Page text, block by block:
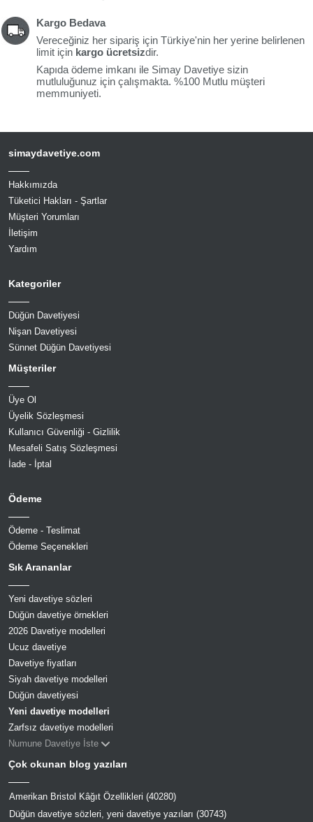
Kargo Bedava
Vereceğiniz her sipariş için Türkiye'nin her yerine belirlenen
limit için kargo ücretsizdir.
Kapıda ödeme imkanı ile Simay Davetiye sizin
mutluluğunuz için çalışmakta. %100 Mutlu müşteri
memmuniyeti.
simaydavetiye.com
Hakkımızda
Tüketici Hakları - Şartlar
Müşteri Yorumları
İletişim
Yardım
Kategoriler
Düğün Davetiyesi
Nişan Davetiyesi
Sünnet Düğün Davetiyesi
Müşteriler
Üye Ol
Üyelik Sözleşmesi
Kullanıcı Güvenliği - Gizlilik
Mesafeli Satış Sözleşmesi
İade - İptal
Ödeme
Ödeme - Teslimat
Ödeme Seçenekleri
Sık Arananlar
Yeni davetiye sözleri
Düğün davetiye örnekleri
2026 Davetiye modelleri
Ucuz davetiye
Davetiye fiyatları
Siyah davetiye modelleri
Düğün davetiyesi
Yeni davetiye modelleri
Zarfsız davetiye modelleri
Numune Davetiye İste
Çok okunan blog yazıları
Amerikan Bristol Kâğıt Özellikleri (40280)
Düğün davetiye sözleri, yeni davetiye yazıları (30743)